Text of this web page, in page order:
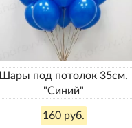
Шары под потолок 35см.
"Синий"
160 руб.